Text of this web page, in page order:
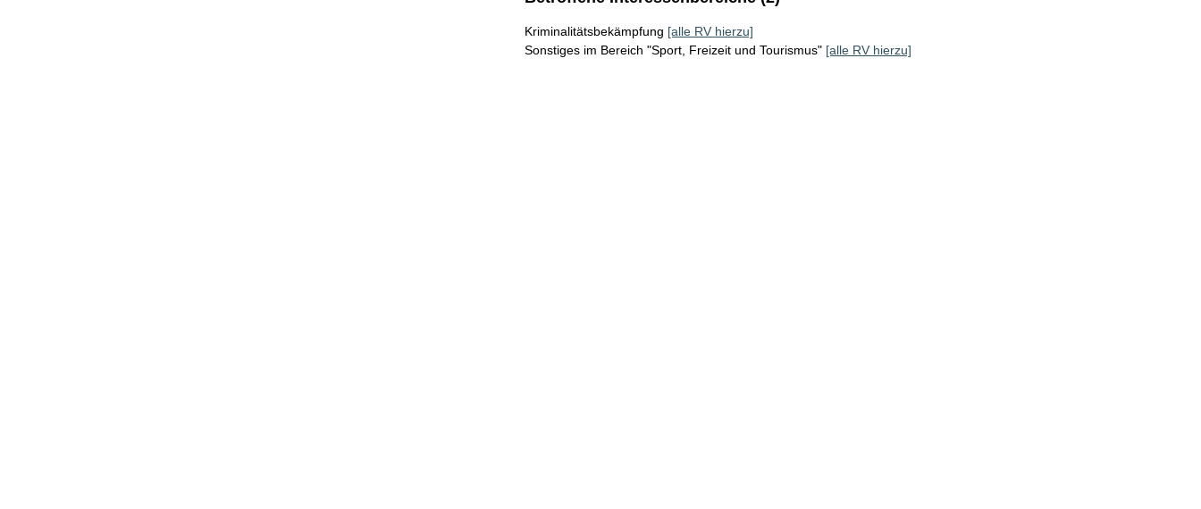
Kriminalitätsbekämpfung [alle RV hierzu]
Sonstiges im Bereich "Sport, Freizeit und Tourismus" [alle RV hierzu]